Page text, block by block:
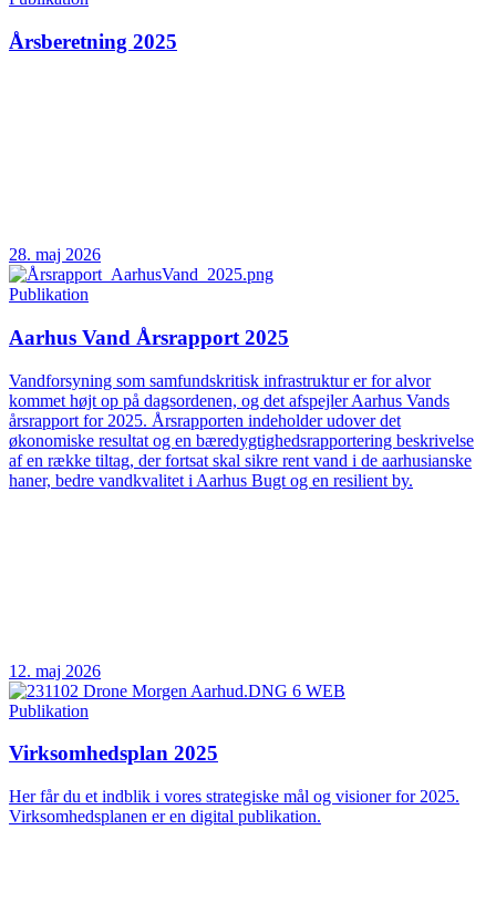
Årsberetning 2025
28. maj 2026
Publikation
Aarhus Vand Årsrapport 2025
Vandforsyning som samfundskritisk infrastruktur er for alvor
kommet højt op på dagsordenen, og det afspejler Aarhus Vands
årsrapport for 2025. Årsrapporten indeholder udover det
økonomiske resultat og en bæredygtighedsrapportering beskrivelse
af en række tiltag, der fortsat skal sikre rent vand i de aarhusianske
haner, bedre vandkvalitet i Aarhus Bugt og en resilient by.
12. maj 2026
Publikation
Virksomhedsplan 2025
Her får du et indblik i vores strategiske mål og visioner for 2025.
Virksomhedsplanen er en digital publikation.